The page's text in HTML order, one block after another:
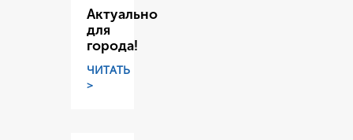
Актуально
для
города!
ЧИТАТЬ
>